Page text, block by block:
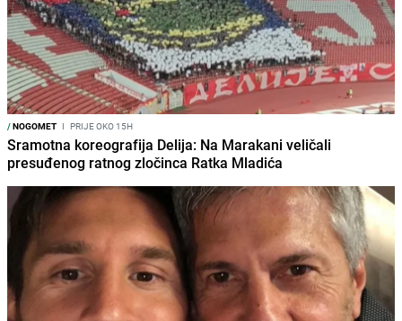
/NOGOMET I PRIJE OKO 15H
Sramotna koreografija Delija: Na Marakani veličali
presuđenog ratnog zločinca Ratka Mladića